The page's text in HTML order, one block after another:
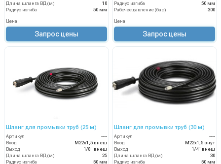
Длина шланга ВД (м)
10
Радиус изгиба
50 мм
Цена
Запрос цены
Радиус изгиба
50 мм
Рабочее давление (бар)
300
Цена
Запрос цены
Шланг для промывки труб (25 м)
Артикул
----
Вход
М22х1,5 внеш
Выход
1/8" внеш
Длина шланга ВД (м)
25
Радиус изгиба
50 мм
Шланг для промывки труб (30 м)
Артикул
----
Вход
М22х1,5 внут
Выход
1/4" внеш
Длина шланга ВД (м)
30
Радиус изгиба
50 мм